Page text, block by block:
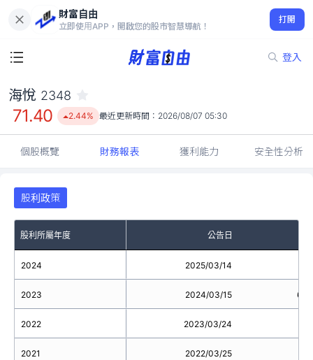
財富自由
立即使用APP，開啟您的股市智慧導航！
打開
登入
71.40
2.44%
海悅 2348
71.40 2.44% 最近更新時間： 2026/08/07 05:30
個股概覽 財務報表 獲利能力 安全性分析
股利政策
股利所屬年度 公告日
2024
2023
2022
2021
2025/03/14
2024/03/15
2023/03/24
2022/03/25